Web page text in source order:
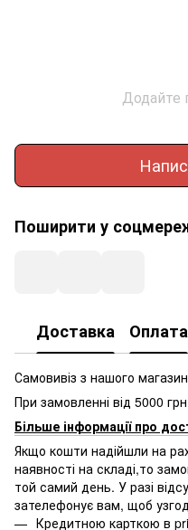
Додайте
Поширити у
Доставка Оплата
Самовивіз з нашого
При замовленні від 5000
Більше інформації про
Якщо кошти надійшли на
наявності на складі,то
той самий день. У разі
зателефонує вам, щоб
Кредитною карткою в